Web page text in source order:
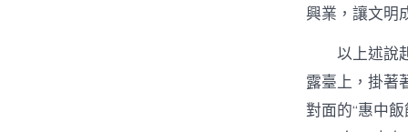
興業，讓文明
以上述說
露臺上，掛著
對面的“惠中